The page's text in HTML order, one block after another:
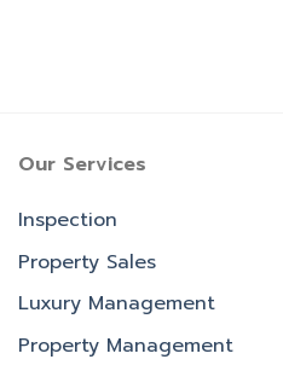
Our Services
Inspection
Property Sales
Luxury Management
Property Management